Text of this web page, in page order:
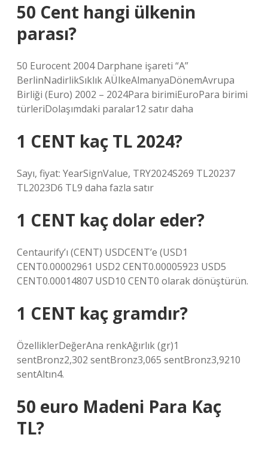
50 Cent hangi ülkenin
parası?
50 Eurocent 2004 Darphane işareti “A”
BerlinNadirlikSıklık AÜlkeAlmanyaDönemAvrupa
Birliği (Euro) 2002 – 2024Para birimiEuroPara birimi
türleriDolaşımdaki paralar12 satır daha
1 CENT kaç TL 2024?
Sayı, fiyat: YearSignValue, TRY2024S269 TL20237
TL2023D6 TL9 daha fazla satır
1 CENT kaç dolar eder?
Centaurify’ı (CENT) USDCENT’e (USD1
CENT0.00002961 USD2 CENT0.00005923 USD5
CENT0.00014807 USD10 CENT0 olarak dönüştürün.
1 CENT kaç gramdır?
ÖzelliklerDeğerAna renkAğırlık (gr)1
sentBronz2,302 sentBronz3,065 sentBronz3,9210
sentAltın4.
50 euro Madeni Para Kaç
TL?